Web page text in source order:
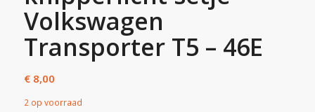
Volkswagen
Transporter T5 – 46E
€8,00
2 op voorraad